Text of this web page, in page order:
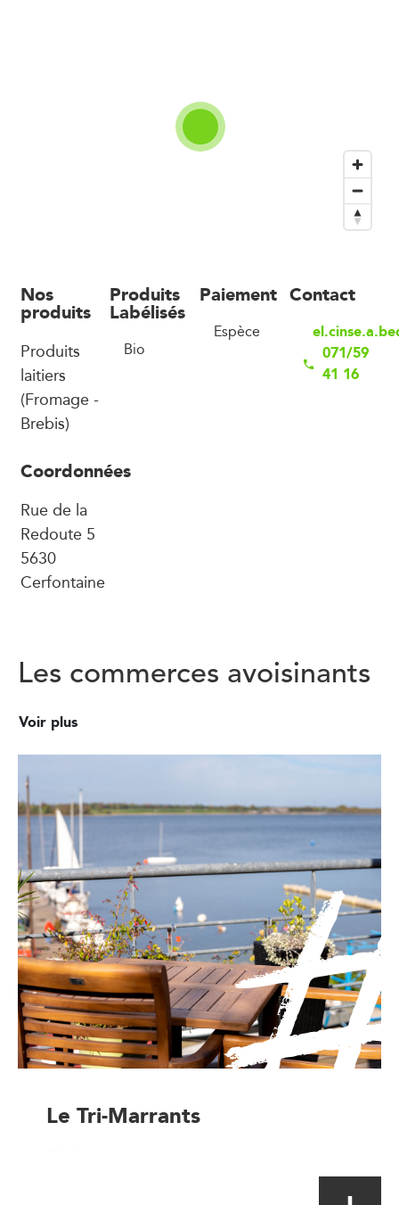
Nos
produits
Produits
laitiers
(Fromage -
Brebis)
Produits
Labélisés
Bio
Paiement
Espèce
Contact
071/59
41 16
Coordonnées
Rue de la
Redoute 5
5630
Cerfontaine
Les commerces avoisinants
Voir plus
Le Tri-Marrants